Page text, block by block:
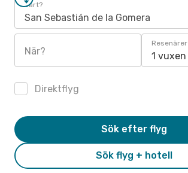
Vart?
San Sebastián de la Gomera
När?
Resenärer
1 vuxen
Direktflyg
Sök flyg + hotell
Sök efter flyg